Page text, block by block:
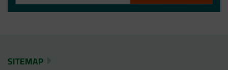
SITEMAP